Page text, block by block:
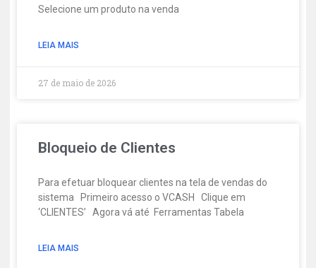
Selecione um produto na venda
LEIA MAIS
27 de maio de 2026
Bloqueio de Clientes
Para efetuar bloquear clientes na tela de vendas do
sistema Primeiro acesso o VCASH Clique em
‘CLIENTES’ Agora vá até Ferramentas Tabela
LEIA MAIS